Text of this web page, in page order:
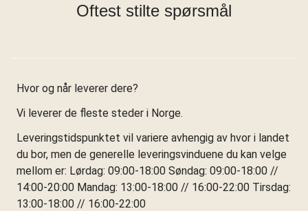
Oftest stilte spørsmål
Hvor og når leverer dere?
Vi leverer de fleste steder i Norge.
Leveringstidspunktet vil variere avhengig av hvor i landet
du bor, men de generelle leveringsvinduene du kan velge
mellom er: Lørdag: 09:00-18:00 Søndag: 09:00-18:00 //
14:00-20:00 Mandag: 13:00-18:00 // 16:00-22:00 Tirsdag:
13:00-18:00 // 16:00-22:00